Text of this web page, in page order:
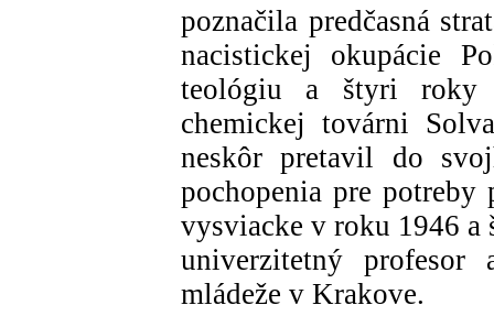
poznačila predčasná
nacistickej okupácie
teológiu a štyri roky
chemickej továrni
neskôr pretavil do
pochopenia pre
vysviacke v roku 1946 a
univerzitetný profesor
mládeže v Krakove.